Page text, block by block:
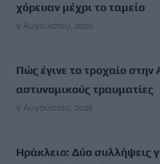
χόρευαν μέχρι το ταμείο
9 Αυγούστου, 2026
Πώς έγινε το τροχαίο
αστυνομικούς τραυματίες
9 Αυγούστου, 2026
Ηράκλειο: Δύο συλλήψεις